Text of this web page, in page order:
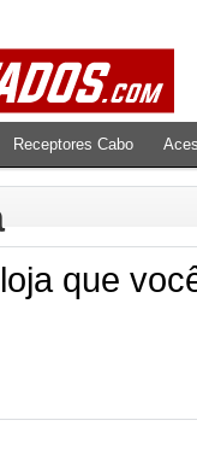
Receptores Cabo
que